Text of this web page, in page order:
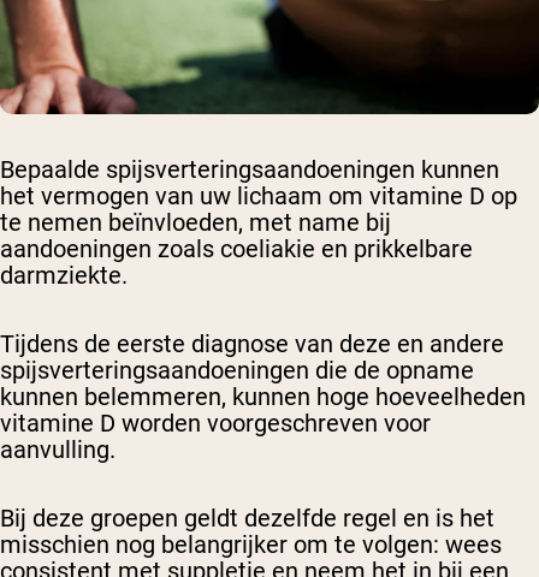
Bepaalde spijsverteringsaandoeningen kunnen
het vermogen van uw lichaam om vitamine D op
te nemen beïnvloeden, met name bij
aandoeningen zoals coeliakie en prikkelbare
darmziekte.
Tijdens de eerste diagnose van deze en andere
spijsverteringsaandoeningen die de opname
kunnen belemmeren, kunnen hoge hoeveelheden
vitamine D worden voorgeschreven voor
aanvulling.
Bij deze groepen geldt dezelfde regel en is het
misschien nog belangrijker om te volgen: wees
consistent met suppletie en neem het in bij een